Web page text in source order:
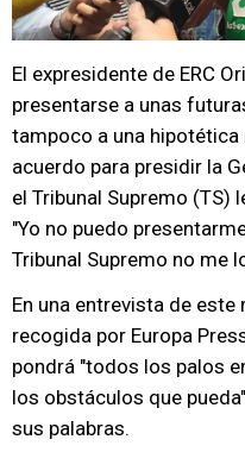
El expresidente de ERC
presentarse a unas
tampoco a una
acuerdo para presidir la
el Tribunal Supremo (TS)
"Yo no puedo
Tribunal Supremo no me
En una entrevista de este
recogida por Europa
pondrá "todos los palos
los obstáculos que
sus palabras.